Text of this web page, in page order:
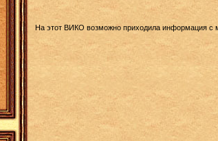
На этот ВИКО возможно приходила информация с